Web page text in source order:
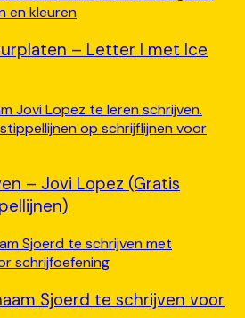
– Letter I met Ice
– Jovi Lopez (Gratis
Sjoerd te schrijven voor